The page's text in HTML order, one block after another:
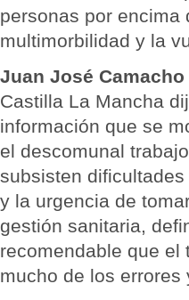
personas por encima
multimorbilidad y la
Juan José Camacho
Castilla La Mancha
información que se
el descomunal
subsisten
y la urgencia de
gestión sanitaria,
recomendable que el
mucho de los